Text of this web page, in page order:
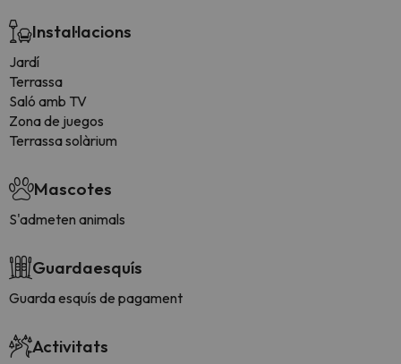
Instal·lacions
Jardí
Terrassa
Saló amb TV
Zona de juegos
Terrassa solàrium
Mascotes
S'admeten animals
Guardaesquís
Guarda esquís de pagament
Activitats